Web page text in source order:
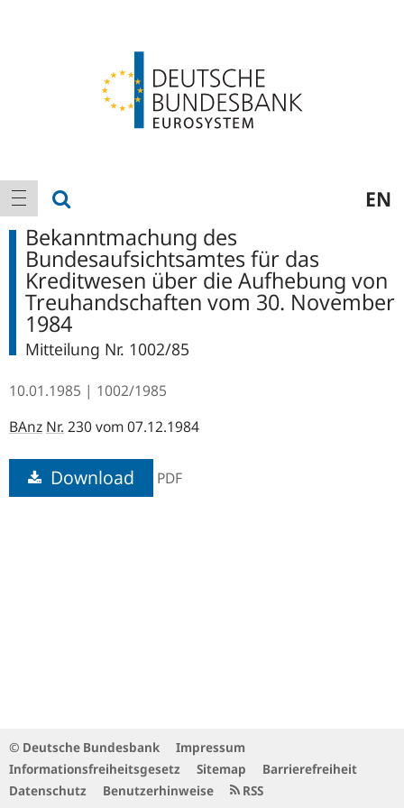
Hauptnavigation
Navigation anzeigen EN
Bekanntmachung des
Bundesaufsichtsamtes für das
Kreditwesen über die Aufhebung von
Treuhandschaften vom 30. November
1984
Mitteilung Nr. 1002/85
10.01.1985
1002/1985
BAnz Nr. 230 vom 07.12.1984
Download PDF
© Deutsche Bundesbank
Impressum
Informationsfreiheitsgesetz
Sitemap
Barrierefreiheit
Datenschutz
Benutzerhinweise RSS